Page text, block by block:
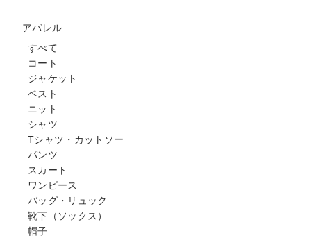
アパレル
すべて
コート
ジャケット
ベスト
ニット
シャツ
Tシャツ・カットソー
パンツ
スカート
ワンピース
バッグ・リュック
靴下（ソックス）
帽子